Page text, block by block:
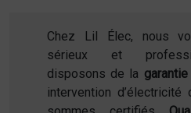
Chez Lil Élec, nous
sérieux et
disposons de la
intervention